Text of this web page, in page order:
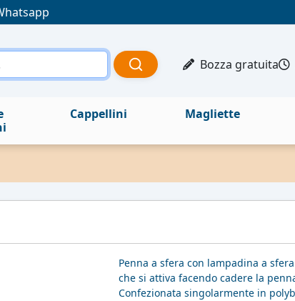
Bozza gratuita
Cappellini Magliette
Penna a sfera con lampadina a
che si attiva facendo cadere la
Confezionata singolarmente in